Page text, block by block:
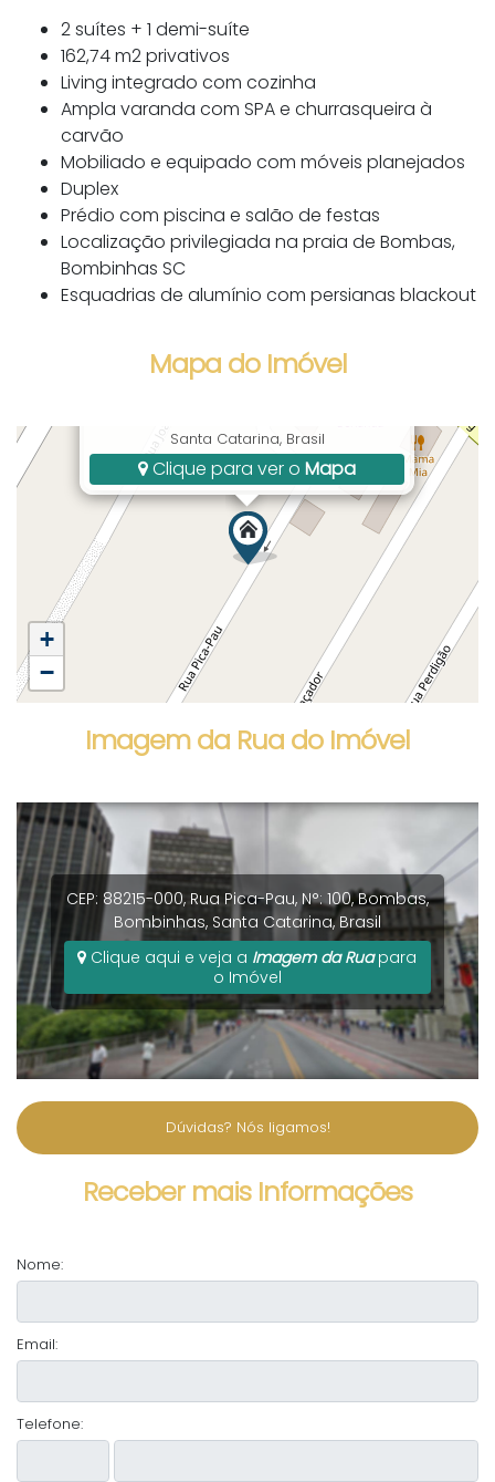
2 suítes + 1 demi-suíte
162,74 m2 privativos
Living integrado com cozinha
Ampla varanda com SPA e churrasqueira à
carvão
Mobiliado e equipado com móveis planejados
Duplex
Prédio com piscina e salão de festas
Localização privilegiada na praia de Bombas,
Bombinhas SC
Esquadrias de alumínio com persianas blackout
Mapa do Imóvel
Santa Catarina, Brasil
Clique para ver o Mapa
+
−
Imagem da Rua do Imóvel
CEP: 88215-000, Rua Pica-Pau, N°:100,Bombas,
Bombinhas, Santa Catarina,Brasil
Clique aqui e veja a Imagem da Ruapara
o Imóvel
Dúvidas? Nós ligamos!
Receber mais Informações
Nome:
Email:
Telefone: